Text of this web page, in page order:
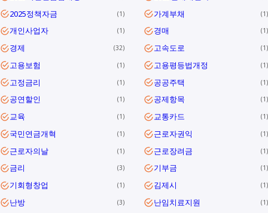
2025정책자금 1 가계부채 1
개인사업자 1 경매 1
경제 32 고속도로 1
고용보험 1 고용평등법개정 1
고정금리 1 공공주택 1
공연할인 1 공제항목 1
교육 1 교통카드 1
국민연금개혁 1 근로자권익 1
근로자의날 1 근로장려금 1
금리 3 기부금 1
기회형창업 1 김제시 1
난방 3 난임치료지원 1